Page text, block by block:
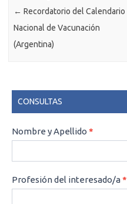
← Recordatorio del Calendario
Nacional de Vacunación
(Argentina)
CONSULTAS
CONSULTAS
Nombre y Apellido *
Profesión del interesado/a*